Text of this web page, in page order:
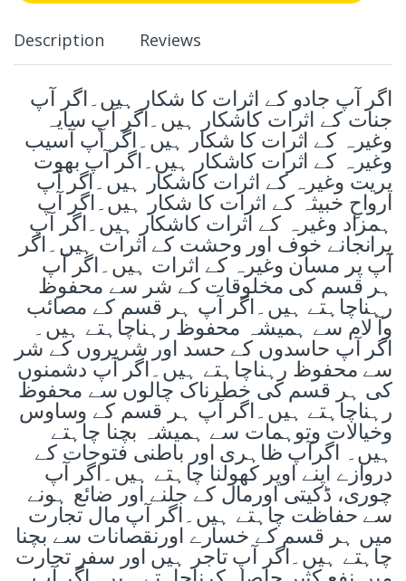
Description Reviews
اگر آپ جادو کے اثرات کا شکار ہیں۔اگر آپ
جنات کے اثرات کاشکار ہیں۔اگر آپ سایہ
وغیرہ کے اثرات کا شکار ہیں۔اگر آپ آسیب
وغیرہ کے اثرات کاشکار ہیں۔اگر آپ بھوت
پریت وغیرہ کے اثرات کاشکار ہیں۔اگر آپ
ارواحِ خبیثہ کے اثرات کا شکار ہیں۔اگر آپ
ہمزاد وغیرہ کے اثرات کاشکار ہیں۔اگر آپ
پرانجانے خوف اور وحشت کے اثرات ہیں۔اگر
آپ پر مسان وغیرہ کے اثرات ہیں۔اگر آپ
ہر قسم کی مخلوقات کے شر سے محفوظ
رہناچاہتے ہیں۔اگر آپ ہر قسم کے مصائب
وآ لام سے ہمیشہ محفوظ رہناچاہتے ہیں۔
اگر آپ حاسدوں کے حسد اور شریروں کے شر
سے محفوظ رہناچاہتے ہیں۔اگر آپ دشمنوں
کی ہر قسم کی خطرناک چالوں سے محفوظ
رہناچاہتے ہیں۔اگر آپ ہر قسم کے وساوس
وخیالات وتوہمات سے ہمیشہ بچنا چاہتے
ہیں۔ اگرآپ ظاہری اور باطنی فتوحات کے
دروازے اپنے اوپر کھولنا چاہتے ہیں۔اگر آپ
چوری، ڈکیتی اورمال کے جلنے اور ضائع ہونے
سے حفاظت چاہتے ہیں۔اگر آپ مال تجارت
میں ہر قسم کے خسارے اورنقصانات سے بچنا
چاہتے ہیں۔اگر آپ تاجر ہیں اور سفر تجارت